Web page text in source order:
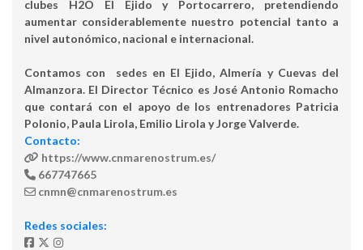
clubes H2O El Ejido y Portocarrero, pretendiendo
aumentar considerablemente nuestro potencial tanto a
nivel autonómico, nacional e internacional.
Contamos con sedes en El Ejido, Almería y Cuevas del
Almanzora. El Director Técnico es José Antonio Romacho
que contará con el apoyo de los entrenadores Patricia
Polonio, Paula Lirola, Emilio Lirola y Jorge Valverde.
Contacto:
https://www.cnmarenostrum.es/
667747665
cnmn@cnmarenostrum.es
Redes sociales: